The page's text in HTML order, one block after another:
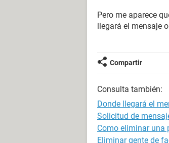
Pero me aparece
llegará el mensaje
Compartir
Consulta también:
Donde llegará el
Solicitud de
Como eliminar una
Eliminar gente de